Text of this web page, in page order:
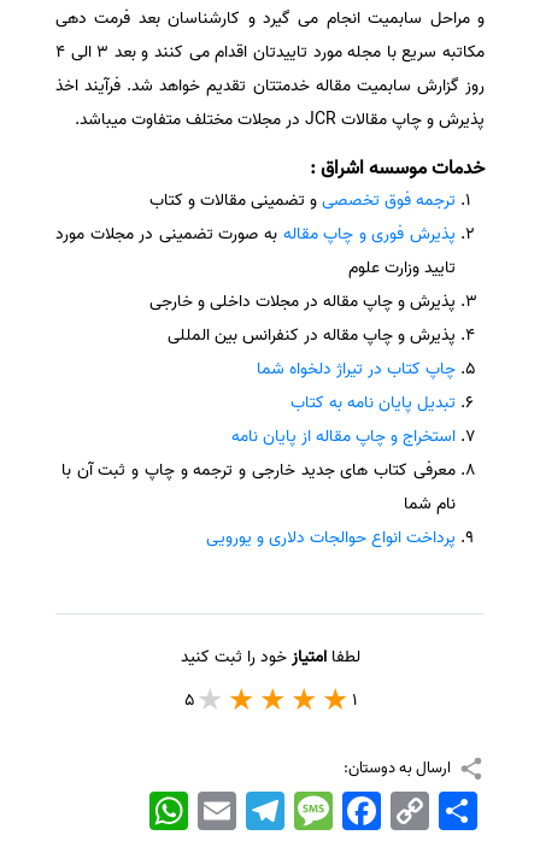
و مراحل سابمیت انجام می گیرد و کارشناسان بعد فرمت دهی
مکاتبه سریع با مجله مورد تاییدتان اقدام می کنند و بعد ۳ الی ۴
روز گزارش سابمیت مقاله خدمتتان تقدیم خواهد شد. فرآیند اخذ
پذیرش و چاپ مقالات JCR در مجلات مختلف متفاوت میباشد.
خدمات موسسه اشراق :
ترجمه فوق تخصصیو تضمینی مقالات و کتاب
پذیرش فوری و چاپ مقاله به صورت تضمینی در مجلات مورد
تایید وزارت علوم
پذیرش و چاپ مقاله در مجلات داخلی و خارجی
پذیرش و چاپ مقاله در کنفرانس بین المللی
چاپ کتاب در تیراژ دلخواه شما
تبدیل پایان نامه به کتاب
استخراج و چاپ مقاله از پایان نامه
معرفی کتاب های جدید خارجی و ترجمه و چاپ و ثبت آن با
نام شما
پرداخت انواع حوالجات دلاری و یورویی
لطفاامتیازخود را ثبت کنید
1
5
ارسال به دوستان:
WhatsApp EmailTelegramMessageFacebook Copy
Link
اشتراک